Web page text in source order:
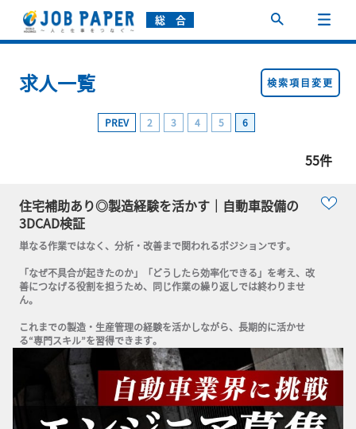
総 合
求人一覧 検索項目変更
PREV 2 3 4 5 6
55件
住宅補助あり◎製造経験を活かす｜自動車設備の
3DCAD検証
単なる作業ではなく、分析・改善まで関われるポジションです。
「なぜ不具合が起きたのか」「どうしたら効率化できる」を考え、改
善につなげる役割を担うため、同じ作業の繰り返しでは終わりませ
ん。
これまでの製造・生産管理の経験を活かしながら、長期的に活かせ
る“専門スキル”を習得できます。